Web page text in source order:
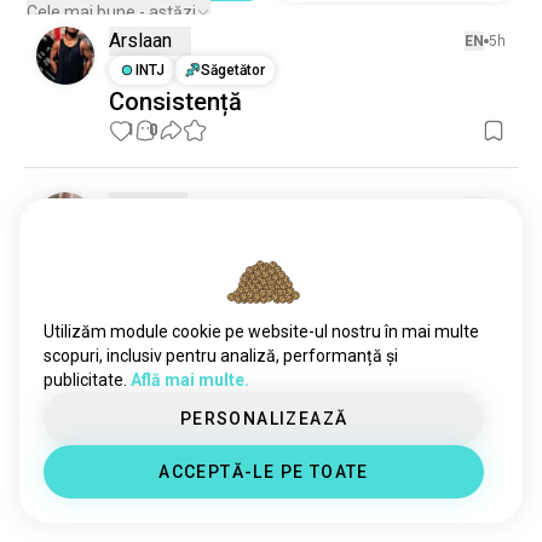
Cele mai bune - astăzi
Arslaan EN 5h
INTJ
Săgetător
Consistență
1 0
Patrick
Circuite circuite și circuite
Mergi suficient, te îngrași/te obosești și nu mai poți
să stai. Simplu.
2 0
Mr. Variant
INFJ
9 1
🖤 ......
Utilizăm module cookie pe website-ul nostru în mai multe
scopuri, inclusiv pentru analiză, performanță și
publicitate. Află mai multe.
PERSONALIZEAZĂ
ACCEPTĂ-LE PE TOATE